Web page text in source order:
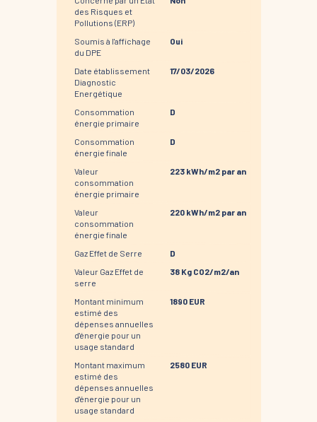
des Risques et
Pollutions (ERP)
Soumis à l'affichage
du DPE
Oui
Date établissement
Diagnostic
Energétique
17/03/2026
Consommation
énergie primaire
D
Consommation
énergie finale
D
Valeur
consommation
énergie primaire
223 kWh/m2 par an
Valeur
consommation
énergie finale
220 kWh/m2 par an
Gaz Effet de Serre
D
Valeur Gaz Effet de
serre
38 Kg CO2/m2/an
Montant minimum
estimé des
dépenses annuelles
d'énergie pour un
usage standard
1890 EUR
Montant maximum
estimé des
dépenses annuelles
d'énergie pour un
usage standard
2580 EUR